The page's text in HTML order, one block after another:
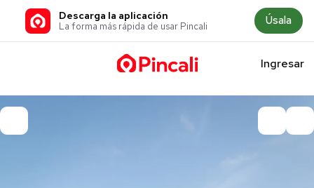
Descarga la aplicación
La forma más rápida de usar Pincali Úsala
Ingresar